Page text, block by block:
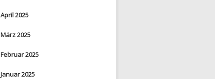
April 2025
März 2025
Februar 2025
Januar 2025